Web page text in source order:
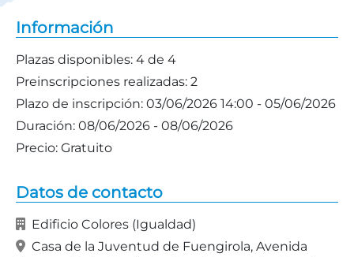
Información
Plazas disponibles: 4 de 4
Preinscripciones realizadas: 2
Plazo de inscripción: 03/06/2026 14:00 - 05/06/2026
Duración: 08/06/2026 - 08/06/2026
Precio: Gratuito
Datos de contacto
Edificio Colores (Igualdad)
Casa de la Juventud de Fuengirola, Avenida